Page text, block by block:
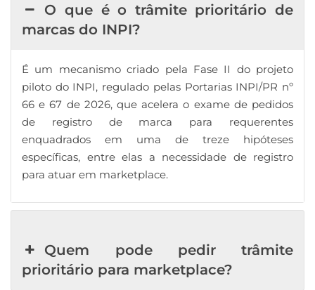
O que é o trâmite prioritário de
marcas do INPI?
É um mecanismo criado pela Fase II do projeto
piloto do INPI, regulado pelas Portarias INPI/PR nº
66 e 67 de 2026, que acelera o exame de pedidos
de registro de marca para requerentes
enquadrados em uma de treze hipóteses
específicas, entre elas a necessidade de registro
para atuar em marketplace.
Quem pode pedir trâmite
prioritário para marketplace?